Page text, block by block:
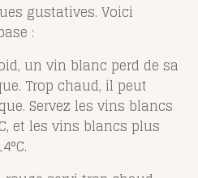
gustatives. Voici
:
un vin blanc perd de sa
Trop chaud, il peut
Servez les vins blancs
et les vins blancs plus